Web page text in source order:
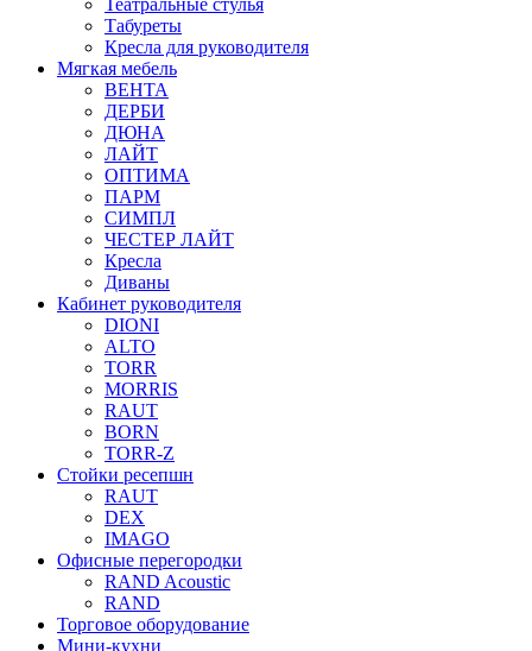
Табуреты
Кресла для руководителя
Мягкая мебель
ВЕНТА
ДЕРБИ
ДЮНА
ЛАЙТ
ОПТИМА
ПАРМ
СИМПЛ
ЧЕСТЕР ЛАЙТ
Кресла
Диваны
Кабинет руководителя
DIONI
ALTO
TORR
MORRIS
RAUT
BORN
TORR-Z
Стойки ресепшн
RAUT
DEX
IMAGO
Офисные перегородки
RAND Acoustic
RAND
Торговое оборудование
Мини-кухни